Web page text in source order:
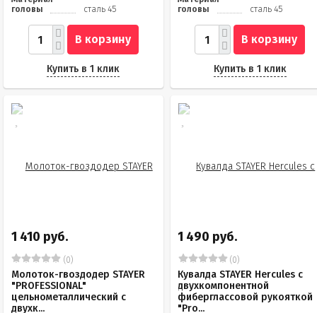
головы
сталь 45
В корзину
Купить в 1 клик
головы
сталь 45
В корзину
Купить в 1 клик
1 410 руб.
(0)
Молоток-гвоздодер STAYER
"PROFESSIONAL"
цельнометаллический с
двухк...
1 490 руб.
(0)
Кувалда STAYER Hercules с
двухкомпонентной
фиберглассовой рукояткой
"Pro...